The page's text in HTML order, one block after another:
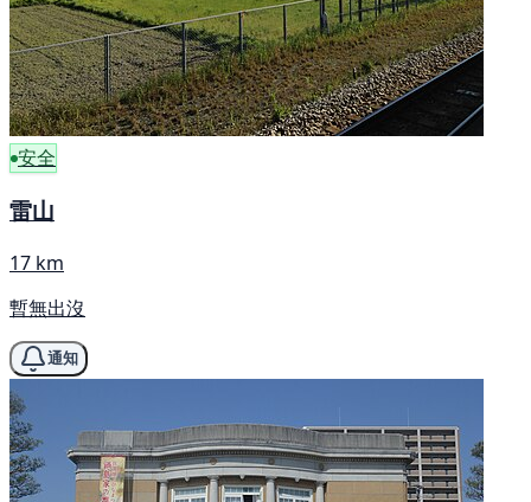
安全
雷山
17 km
暫無出沒
通知